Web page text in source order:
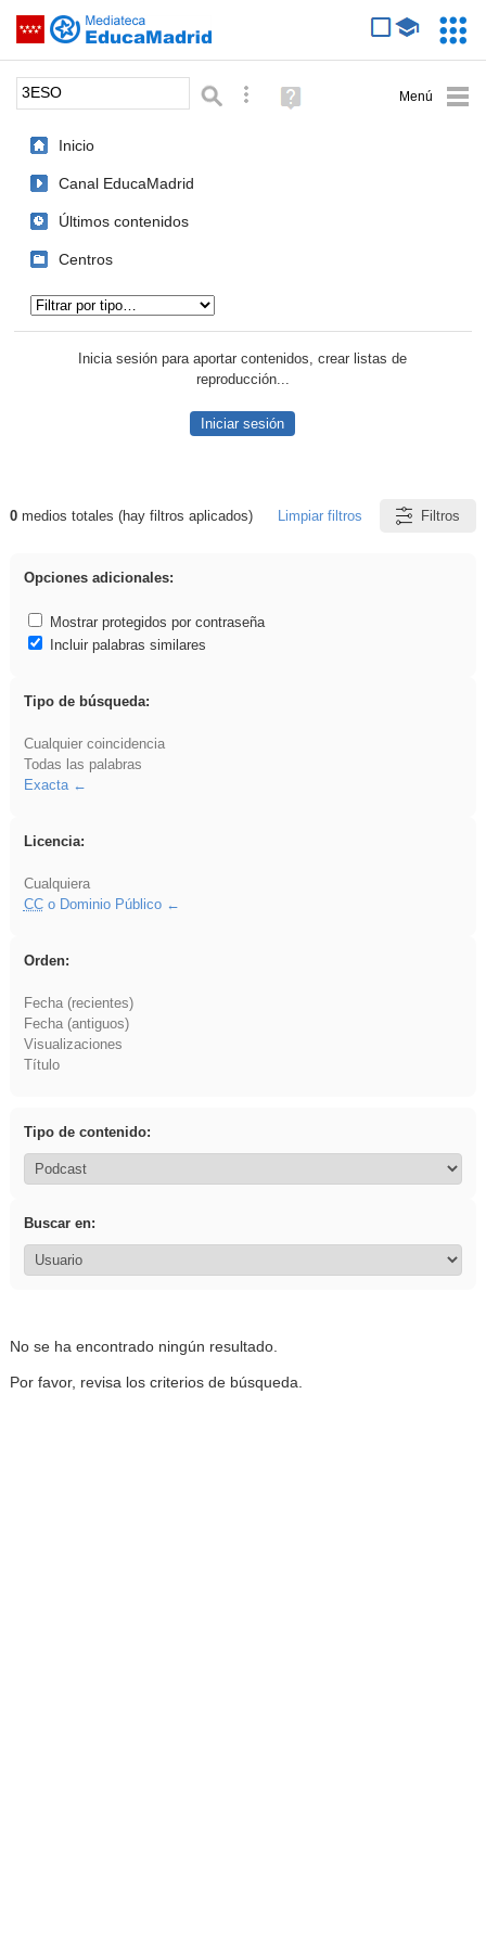
Saltar navegación
Palabra o frase: Búsqueda avanzada
Ayuda
(en
Inicio
Canal EducaMadrid
Últimos contenidos
Centros
Inicia sesión para aportar contenidos, crear listas de
reproducción...
Iniciar sesión
Resultados de: 3ESO
0medios totales (hay filtros aplicados) Limpiar filtros Filtros
Opciones adicionales:
Mostrar protegidos por contraseña
Incluir palabras similares
Tipo de búsqueda:
Cualquier coincidencia
Todas las palabras
Exacta
Licencia:
Cualquiera
CCo Dominio Público
Orden:
Fecha (recientes)
Fecha (antiguos)
Visualizaciones
Título
Tipo de contenido:
Buscar en:
No se ha encontrado ningún resultado.
Por favor, revisa los criterios de búsqueda.